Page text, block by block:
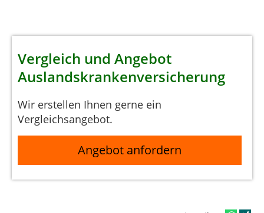
Vergleich und Angebot
Auslandskrankenversicherung
Wir erstellen Ihnen gerne ein
Vergleichsangebot.
Angebot anfordern